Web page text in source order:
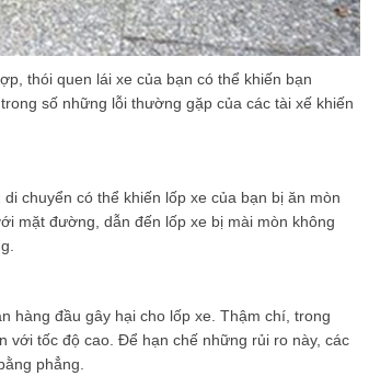
thói quen lái xe của bạn có thể khiến bạn
số những lỗi thường gặp của các tài xế khiến
chuyển có thể khiến lốp xe của bạn bị ăn mòn
mặt đường, dẫn đến lốp xe bị mài mòn không
hàng đầu gây hại cho lốp xe. Thậm chí, trong
với tốc độ cao. Để hạn chế những rủi ro này, các
phẳng.